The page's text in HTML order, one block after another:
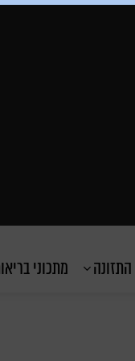
מתכוני